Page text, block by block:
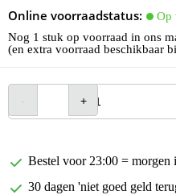
Online voorraadstatus:
Op
Nog 1 stuk op voorraad in ons
(en extra voorraad beschikbaar
Bestel voor 23:00 = morgen
30 dagen 'niet goed geld